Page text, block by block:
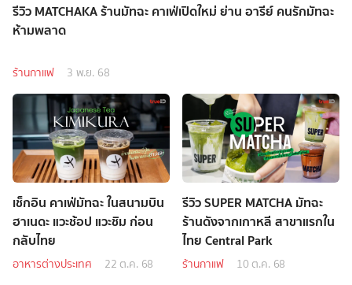
รีวิว MATCHAKA ร้านมัทฉะ คาเฟ่เปิดใหม่ ย่าน อารีย์ คนรักมัทฉะ
ห้ามพลาด
ร้านกาแฟ 3 พ.ย. 68
เช็กอิน คาเฟ่มัทฉะ ในสนามบิน
ฮาเนดะ แวะช้อป แวะชิม ก่อน
กลับไทย
อาหารต่างประเทศ 22 ต.ค. 68
รีวิว SUPER MATCHA มัทฉะ
ร้านดังจากเกาหลี สาขาแรกใน
ไทย Central Park
ร้านกาแฟ 10 ต.ค. 68